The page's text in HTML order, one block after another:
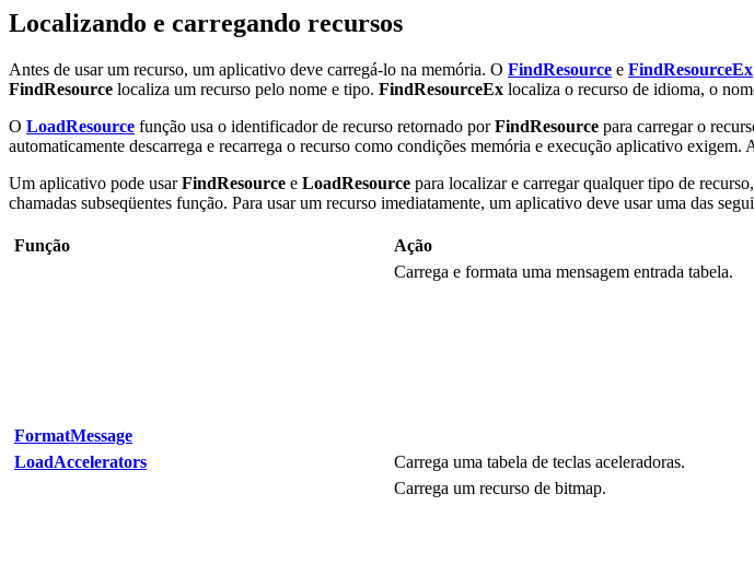
Localizando e carregando recursos
Antes de usar um recurso, um aplicativo deve carregá-lo na memória. O FindResource e FindResourceEx
FindResource localiza um recurso pelo nome e tipo. FindResourceEx localiza o recurso de idioma, o
O LoadResource função usa o identificador de recurso retornado porFindResource para carregar o
automaticamente descarrega e recarrega o recurso como condições memória e execução aplicativo
Um aplicativo pode usarFindResource e LoadResource para localizar e carregar qualquer tipo de
chamadas subseqüentes função. Para usar um recurso imediatamente, um aplicativo deve usar uma das
Função Ação
FormatMessage
Carrega e formata uma mensagem entrada tabela.
LoadAccelerators Carrega uma tabela de teclas aceleradoras.
Carrega um recurso de bitmap.